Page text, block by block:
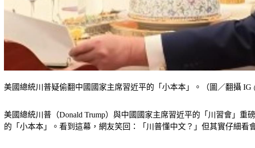
美國總統川普疑偷翻中國國家主席習近平的「小本本」。（圖／翻攝 IG
美國總統川普（Donald Trump）與中國國家主席習近平的「川習會」
的「小本本」。看到這幕，網友笑回：「川普懂中文？」但其實仔細看